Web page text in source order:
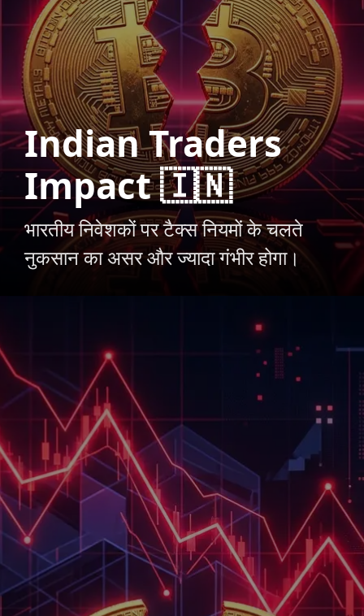
Indian Traders
Impact 🇮🇳
भारतीय निवेशकों पर टैक्स नियमों के चलते
नुकसान का असर और ज्यादा गंभीर होगा।